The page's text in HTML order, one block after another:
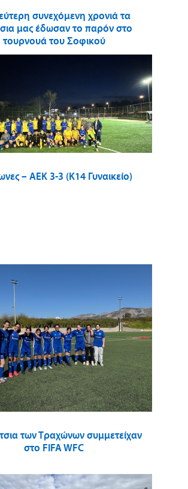
συνεχόμενη χρονιά τα
μας έδωσαν το παρόν στο
τουρνουά του Σοφικού
– ΑΕΚ 3-3 (Κ14 Γυναικείο)
των Τραχώνων συμμετείχαν
στο FIFA WFC